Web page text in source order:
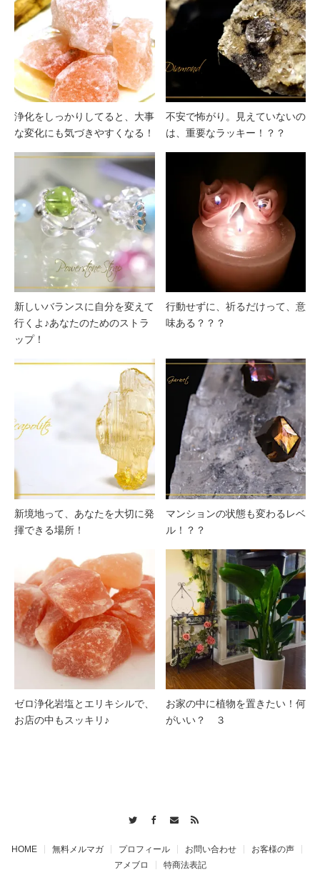
浄化をしっかりしてると、大事
な変化にも気づきやすくなる！
不安で怖がり。見えていないの
は、重要なラッキー！？？
新しいバランスに自分を変えて
行くよ♪あなたのためのストラ
ップ！
行動せずに、祈るだけって、意
味ある？？？
新境地って、あなたを大切に発
揮できる場所！
マンションの状態も変わるレベ
ル！？？
ゼロ浄化岩塩とエリキシルで、
お店の中もスッキリ♪
お家の中に植物を置きたい！何
がいい？ ３
HOME 無料メルマガ プロフィール お問い合わせ
お客様の声
アメブロ
特商法表記